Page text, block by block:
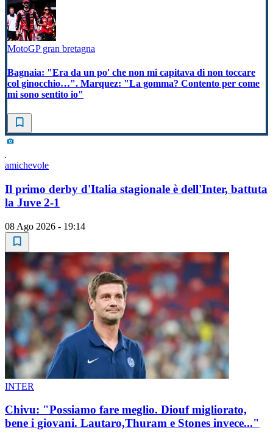
MotoGP gran bretagna
Bagnaia: "Era da un po' che non mi capitava di non toccare
col ginocchio…". Marquez: "La gomma? Contento per come
mi sono sentito io"
amichevole
Il primo derby d'Italia stagionale è dell'Inter, battuta
la Juve 2-1
08 Ago 2026 - 19:14
INTER
Chivu: "Possiamo fare meglio. Diouf migliorato,
bene i giovani. Lautaro,Thuram e Stones invece..."